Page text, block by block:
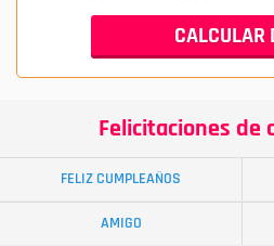
Felicitaciones de
FELIZ CUMPLEAÑOS
AMIGO